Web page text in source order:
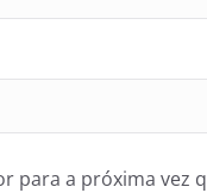
para a próxima vez